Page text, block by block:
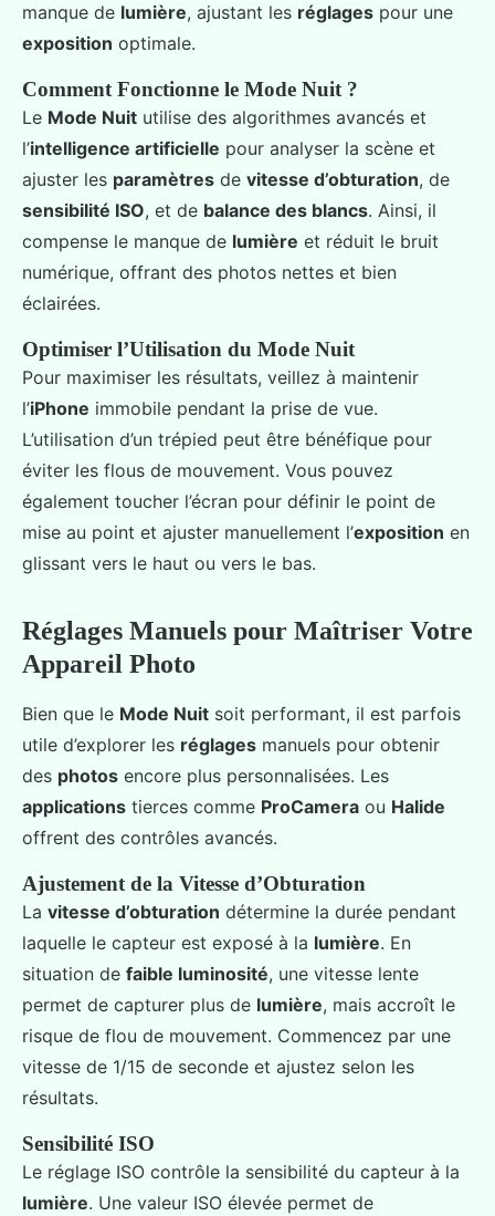
manque de lumière, ajustant les réglages pour une
exposition optimale.
Comment Fonctionne le Mode Nuit ?
Le Mode Nuit utilise des algorithmes avancés et
l’intelligence artificielle pour analyser la scène et
ajuster les paramètres de vitesse d’obturation, de
sensibilité ISO, et de balance des blancs. Ainsi, il
compense le manque de lumière et réduit le bruit
numérique, offrant des photos nettes et bien
éclairées.
Optimiser l’Utilisation du Mode Nuit
Pour maximiser les résultats, veillez à maintenir
l’iPhone immobile pendant la prise de vue.
L’utilisation d’un trépied peut être bénéfique pour
éviter les flous de mouvement. Vous pouvez
également toucher l’écran pour définir le point de
mise au point et ajuster manuellement l’exposition en
glissant vers le haut ou vers le bas.
Réglages Manuels pour Maîtriser Votre
Appareil Photo
Bien que le Mode Nuit soit performant, il est parfois
utile d’explorer les réglages manuels pour obtenir
des photos encore plus personnalisées. Les
applications tierces comme ProCamera ou Halide
offrent des contrôles avancés.
Ajustement de la Vitesse d’Obturation
La vitesse d’obturation détermine la durée pendant
laquelle le capteur est exposé à la lumière. En
situation de faible luminosité, une vitesse lente
permet de capturer plus de lumière, mais accroît le
risque de flou de mouvement. Commencez par une
vitesse de 1/15 de seconde et ajustez selon les
résultats.
Sensibilité ISO
Le réglage ISO contrôle la sensibilité du capteur à la
lumière. Une valeur ISO élevée permet de